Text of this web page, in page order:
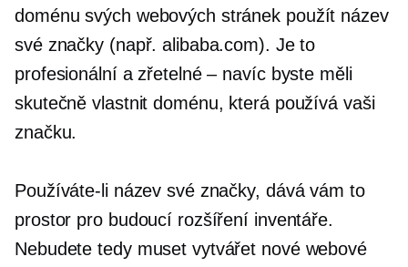
doménu svých webových stránek použít název
své značky (např. alibaba.com). Je to
profesionální a zřetelné – navíc byste měli
skutečně vlastnit doménu, která používá vaši
značku.
Používáte-li název své značky, dává vám to
prostor pro budoucí rozšíření inventáře.
Nebudete tedy muset vytvářet nové webové